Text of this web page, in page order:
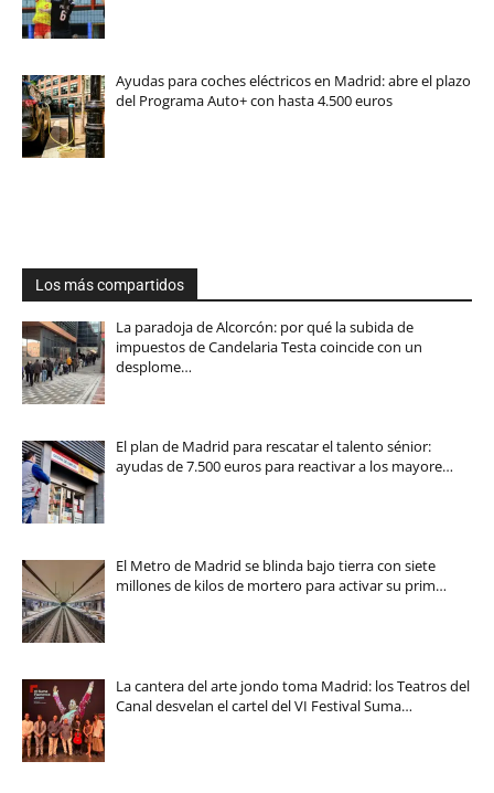
Ayudas para coches eléctricos en Madrid: abre el plazo
del Programa Auto+ con hasta 4.500 euros
Los más compartidos
La paradoja de Alcorcón: por qué la subida de
impuestos de Candelaria Testa coincide con un
desplome…
El plan de Madrid para rescatar el talento sénior:
ayudas de 7.500 euros para reactivar a los mayore…
El Metro de Madrid se blinda bajo tierra con siete
millones de kilos de mortero para activar su prim…
La cantera del arte jondo toma Madrid: los Teatros del
Canal desvelan el cartel del VI Festival Suma…